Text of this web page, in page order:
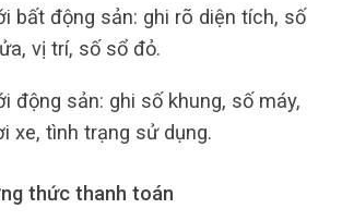
bất động sản: ghi rõ diện tích, số
vị trí, số sổ đỏ.
động sản: ghi số khung, số máy,
xe, tình trạng sử dụng.
thức thanh toán